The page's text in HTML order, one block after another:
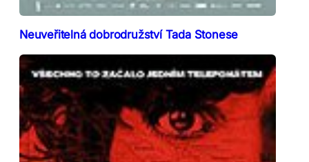
Neuveřitelná dobrodružství Tada Stonese